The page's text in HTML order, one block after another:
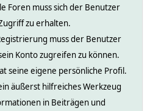
Foren muss sich der Benutzer
zu erhalten.
muss der Benutzer
Konto zugreifen zu können.
seine eigene persönliche Profil.
äußerst hilfreiches Werkzeug
in Beiträgen und